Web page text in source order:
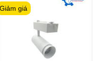
Giảm giá